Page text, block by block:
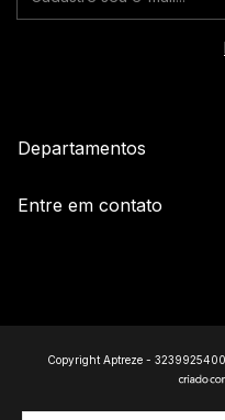
Departamentos
Entre em contato
Copyright Aptreze -